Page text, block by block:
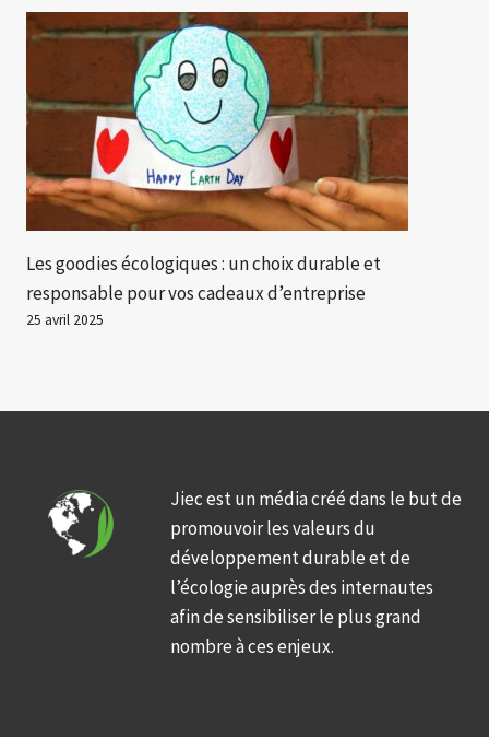
Les goodies écologiques : un choix durable et
responsable pour vos cadeaux d’entreprise
25 avril 2025
Jiec est un média créé dans le but de
promouvoir les valeurs du
développement durable et de
l’écologie auprès des internautes
afin de sensibiliser le plus grand
nombre à ces enjeux.